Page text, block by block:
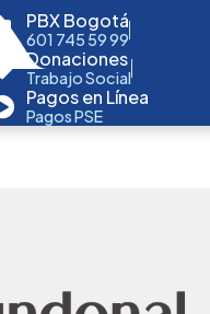
PBX Bogotá
601 745 59 99
Donaciones
Trabajo Social
Pagos en Línea
Pagos PSE